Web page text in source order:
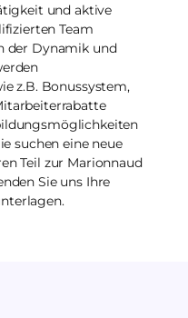
und aktive
Team
der Dynamik und
z.B. Bonussystem,
suchen eine neue
Teil zur Marionnaud
Sie uns Ihre